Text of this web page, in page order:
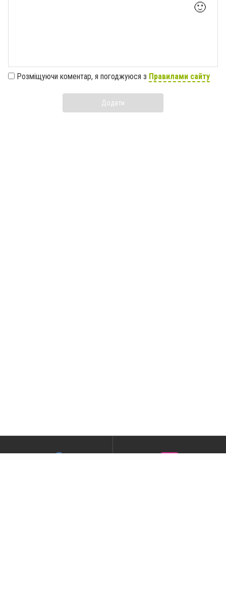
🙂
Розміщуючи коментар, я погоджуюся з Правилами сайту
Додати